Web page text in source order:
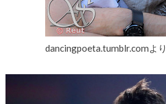
dancingpoeta.tumblr.comより